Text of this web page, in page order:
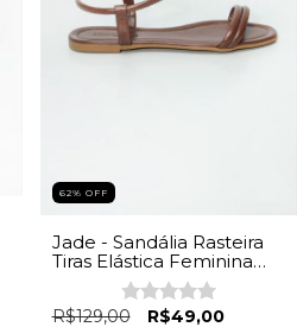
62% OFF
Jade - Sandália Rasteira
Tiras Elástica Feminina
R$129,00
R$49,00